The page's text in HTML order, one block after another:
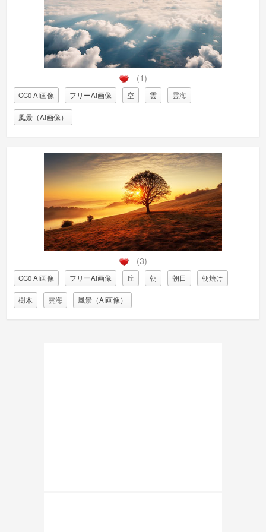
(1)
CC0 AI画像 フリーAI画像 空 雲 雲海
風景（AI画像）
(3)
CC0 AI画像 フリーAI画像 丘 朝 朝日 朝焼け
樹木 雲海 風景（AI画像）